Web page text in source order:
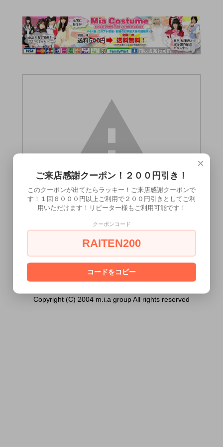
は18歳未満の方には販売できません。
あなたは18歳以上ですか？
[ はい ] [ いいえ ]
Copyright (C) 2004 m.i.a group All rights reserved
×
ご来店感謝クーポン！２００円引き！
このクーポンが出てたらラッキー！ご来店感謝クーポンで
す！１回６０００円以上ご利用で２００円引きとしてご利
用いただけます！リピーター様もご利用可能です！
クーポンコード
RAITEN200
コードをコピー